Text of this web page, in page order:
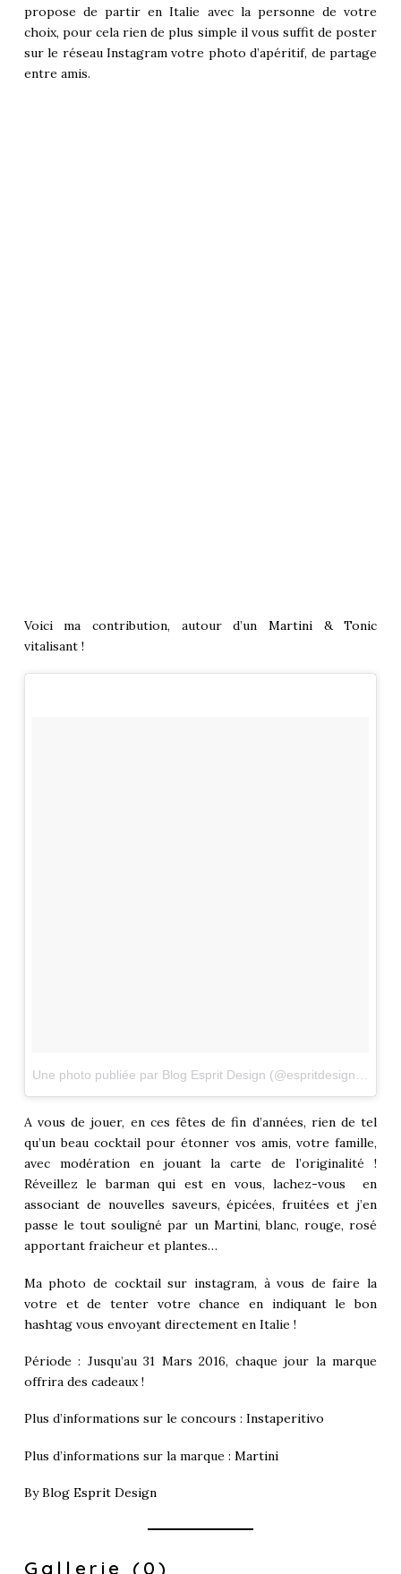
propose de partir en Italie avec la personne de votre
choix, pour cela rien de plus simple il vous suffit de poster
sur le réseau Instagram votre photo d’apéritif, de partage
entre amis.
Voici ma contribution, autour d’un Martini & Tonic
vitalisant !
A vous de jouer, en ces fêtes de fin d’années, rien de tel
qu’un beau cocktail pour étonner vos amis, votre famille,
avec modération en jouant la carte de l’originalité !
Réveillez le barman qui est en vous, lachez-vous en
associant de nouvelles saveurs, épicées, fruitées et j’en
passe le tout souligné par un Martini, blanc, rouge, rosé
apportant fraicheur et plantes…
Ma photo de cocktail sur instagram, à vous de faire la
votre et de tenter votre chance en indiquant le bon
hashtag vous envoyant directement en Italie !
Période : Jusqu’au 31 Mars 2016, chaque jour la marque
offrira des cadeaux !
Plus d’informations sur le concours : Instaperitivo
Plus d’informations sur la marque : Martini
ByBlog Esprit Design
Gallerie (0)